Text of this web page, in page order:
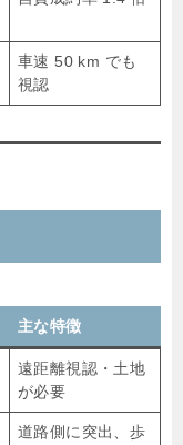
車速 50 km でも
視認
主な特徴
遠距離視認・土地
が必要
道路側に突出、歩